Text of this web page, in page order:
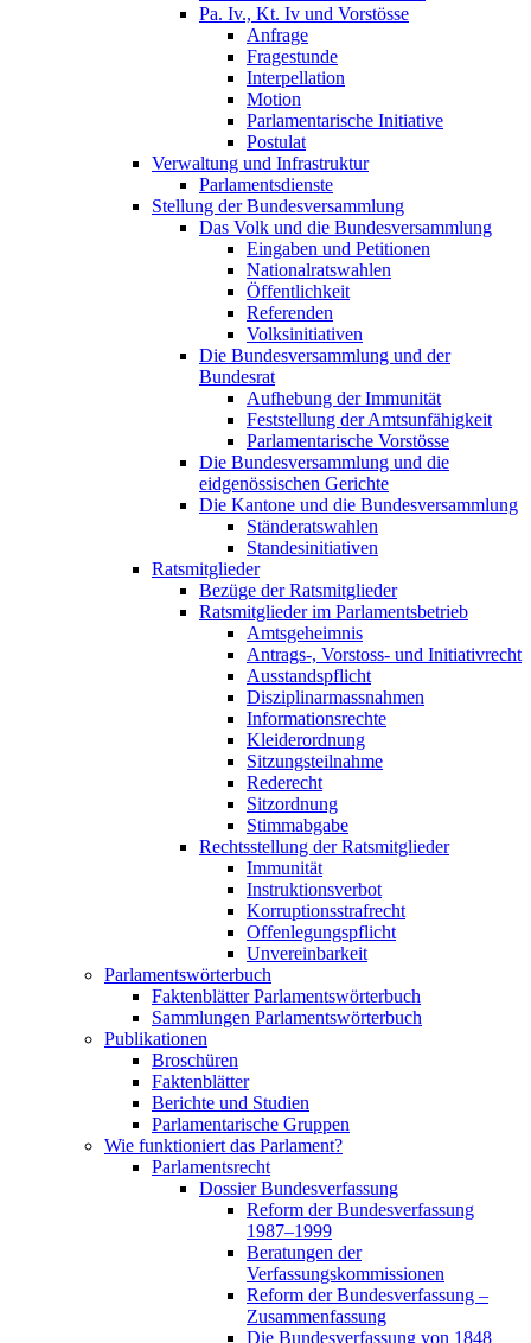
Pa. Iv., Kt. Iv und Vorstösse
Anfrage
Fragestunde
Interpellation
Motion
Parlamentarische Initiative
Postulat
Verwaltung und Infrastruktur
Parlamentsdienste
Stellung der Bundesversammlung
Das Volk und die Bundesversammlung
Eingaben und Petitionen
Nationalratswahlen
Öffentlichkeit
Referenden
Volksinitiativen
Die Bundesversammlung und der
Bundesrat
Aufhebung der Immunität
Feststellung der Amtsunfähigkeit
Parlamentarische Vorstösse
Die Bundesversammlung und die
eidgenössischen Gerichte
Die Kantone und die Bundesversammlung
Ständeratswahlen
Standesinitiativen
Ratsmitglieder
Bezüge der Ratsmitglieder
Ratsmitglieder im Parlamentsbetrieb
Amtsgeheimnis
Antrags-, Vorstoss- und Initiativrecht
Ausstandspflicht
Disziplinarmassnahmen
Informationsrechte
Kleiderordnung
Sitzungsteilnahme
Rederecht
Sitzordnung
Stimmabgabe
Rechtsstellung der Ratsmitglieder
Immunität
Instruktionsverbot
Korruptionsstrafrecht
Offenlegungspflicht
Unvereinbarkeit
Parlamentswörterbuch
Faktenblätter Parlamentswörterbuch
Sammlungen Parlamentswörterbuch
Publikationen
Broschüren
Faktenblätter
Berichte und Studien
Parlamentarische Gruppen
Wie funktioniert das Parlament?
Parlamentsrecht
Dossier Bundesverfassung
Reform der Bundesverfassung
1987–1999
Beratungen der
Verfassungskommissionen
Reform der Bundesverfassung –
Zusammenfassung
Die Bundesverfassung von 1848